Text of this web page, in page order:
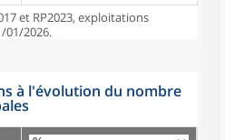
et RP2023, exploitations
01/2026.
à l'évolution du nombre